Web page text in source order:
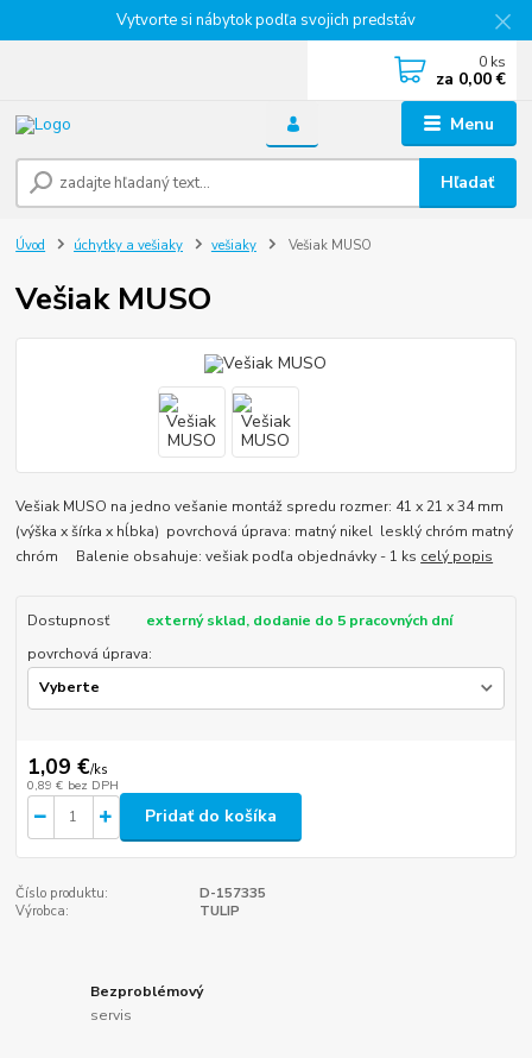
Vytvorte si nábytok podľa svojich predstáv
Menu
Hľadať
0 ks
za 0,00 €
Úvod úchytky a vešiaky vešiaky Vešiak MUSO
Vešiak MUSO
Vešiak MUSO na jedno vešanie montáž spredu rozmer: 41 x 21 x 34 mm
(výška x šírka x hĺbka) povrchová úprava: matný nikel lesklý chróm matný
chróm Balenie obsahuje: vešiak podľa objednávky - 1 ks celý popis
Dostupnosť
externý sklad, dodanie do 5 pracovných dní
povrchová úprava:
1,09 €/ks
0,89 € bez DPH
Pridať do košíka
Číslo produktu:
D-157335
Výrobca:
TULIP
Bezproblémový
servis